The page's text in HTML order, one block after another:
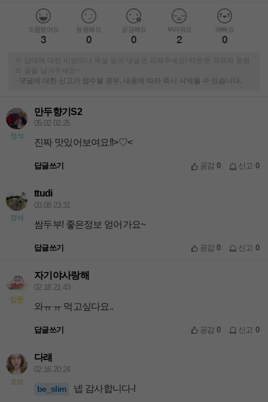
도움됐어요
3
응원해요
0
궁금해요
0
부러워요
2
예뻐요
0
※ 상대에 대한 비방이나 욕설 등의 댓글은 피해주세요! 따뜻한 격려와 응원
의 글을 남겨주세요~
-
댓글에 대한 신고가 접수될 경우, 내용에 따라 즉시 삭제될 수 있습니다.
정석
만두향기S2
05.02 02:25
진짜 맛있어보여요!!>♡<
답글쓰기 공감0 신고 0
정석
ttudi
03.08 23:31
쌈두부! 좋은정보 얻어가요~
답글쓰기 공감0 신고 0
입문
자기야사랑해
02.18 21:43
와ㅠㅠ 먹고싶다요..
답글쓰기 공감0 신고 0
초보
다럐
02.16 20:24
be_slim 넵 감사합니다-!